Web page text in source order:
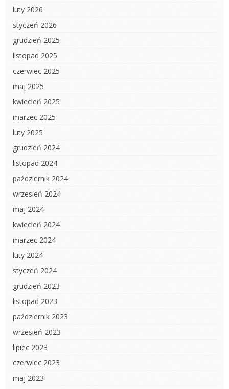
luty 2026
styczeń 2026
grudzień 2025
listopad 2025
czerwiec 2025
maj 2025
kwiecień 2025
marzec 2025
luty 2025
grudzień 2024
listopad 2024
październik 2024
wrzesień 2024
maj 2024
kwiecień 2024
marzec 2024
luty 2024
styczeń 2024
grudzień 2023
listopad 2023
październik 2023
wrzesień 2023
lipiec 2023
czerwiec 2023
maj 2023